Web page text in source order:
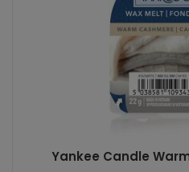
Yankee Candle